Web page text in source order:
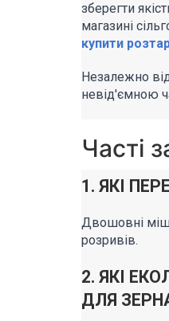
зберегти
магазині
купити
Незалежно
невід'ємною
Часті
1. ЯКІ
Двошовні
розривів.
2. ЯКІ
ДЛЯ